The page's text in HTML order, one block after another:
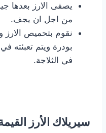
يصفى الارز بعدها
من اجل ان يجف.
نقوم بتحميص الارز
بودرة ويتم تعبئته
في الثلاجة.
سيريلاك الأرز